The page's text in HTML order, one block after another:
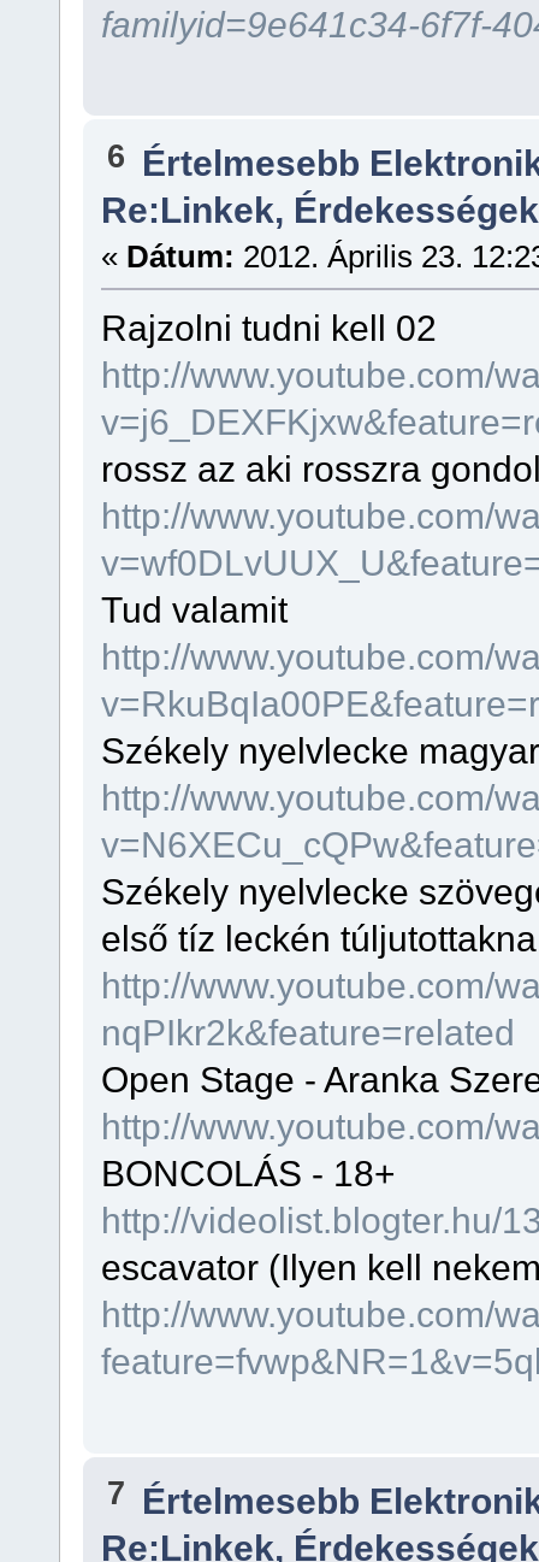
familyid=9e641c34-6f7f-
6 Értelmesebb
Re:Linkek,
« Dátum: 2012. Április 23.
Rajzolni tudni kell 02
http://www.youtube.com/
rossz az aki rosszra
http://www.youtube.com/
Tud valamit
http://www.youtube.com/
Székely nyelvlecke
http://www.youtube.com/
Székely nyelvlecke
első tíz leckén
http://www.youtube.com/
nqPIkr2k&feature=related
Open Stage - Aranka
http://www.youtube.com/
BONCOLÁS - 18+
http://videolist.blogter.hu/
escavator (Ilyen kell
http://www.youtube.com/
7 Értelmesebb
Re:Linkek,